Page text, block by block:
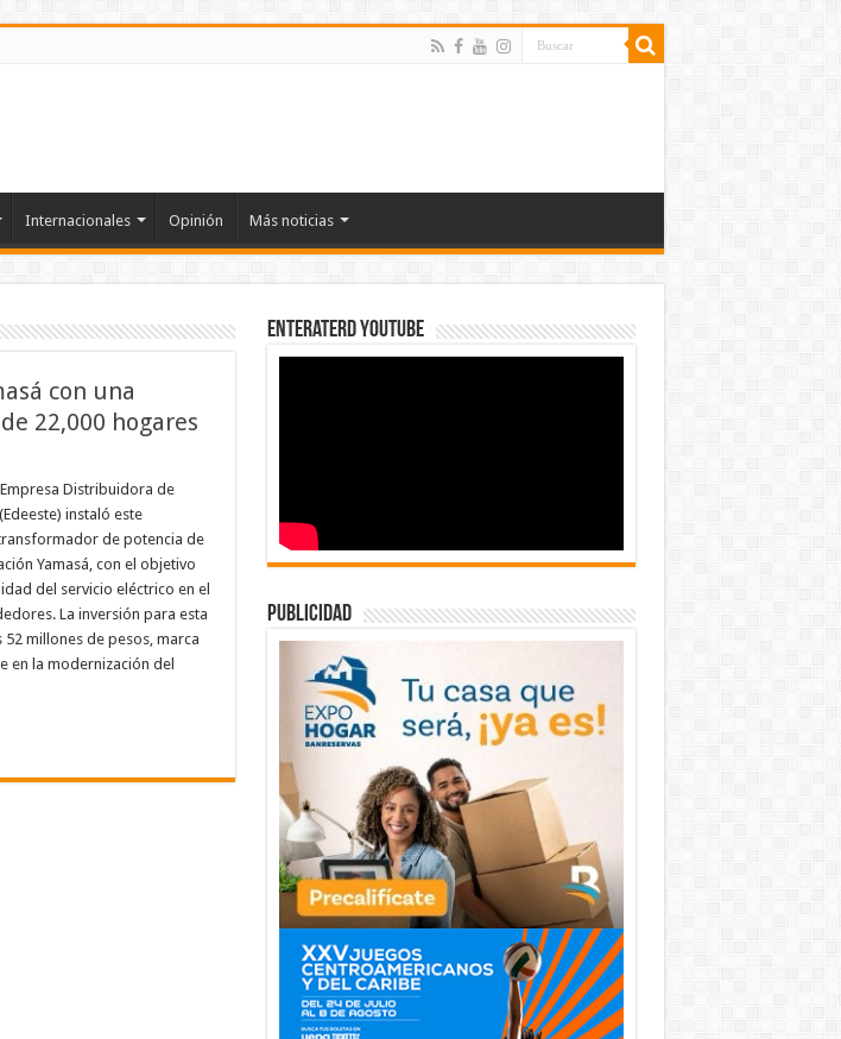
Internacionales Opinión Más noticias
con una
22,000 hogares
Distribuidora de
instaló este
de potencia de
Yamasá, con el objetivo
del servicio eléctrico en el
La inversión para esta
millones de pesos, marca
en la modernización del
EnterateRD YOUTUBE
publicidad